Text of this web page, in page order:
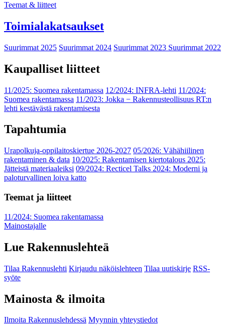
Teemat & liitteet
Toimialakatsaukset
Suurimmat 2025 Suurimmat 2024 Suurimmat 2023 Suurimmat 2022
Kaupalliset liitteet
11/2025: Suomea rakentamassa 12/2024: INFRA-lehti 11/2024:
Suomea rakentamassa 11/2023: Jokka − Rakennusteollisuus RT:n
lehti kestävästä rakentamisesta
Tapahtumia
Urapolkuja-oppilaitoskiertue 2026-2027 05/2026: Vähähiilinen
rakentaminen & data 10/2025: Rakentamisen kiertotalous 2025:
Jätteistä materiaaleiksi 09/2024: Recticel Talks 2024: Moderni ja
paloturvallinen loiva katto
Teemat ja liitteet
11/2024: Suomea rakentamassa
Mainostajalle
Lue Rakennuslehteä
Tilaa Rakennuslehti Kirjaudu näköislehteen Tilaa uutiskirje RSS-
syöte
Mainosta & ilmoita
Ilmoita Rakennuslehdessä Myynnin yhteystiedot